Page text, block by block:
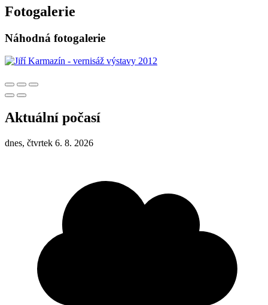
Fotogalerie
Náhodná fotogalerie
Aktuální počasí
dnes, čtvrtek 6. 8. 2026